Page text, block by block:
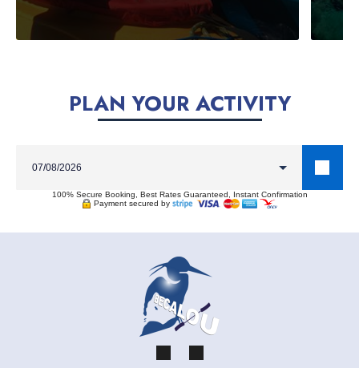
PLAN YOUR ACTIVITY
100% Secure Booking, Best Rates Guaranteed, Instant Confirmation
Payment secured by